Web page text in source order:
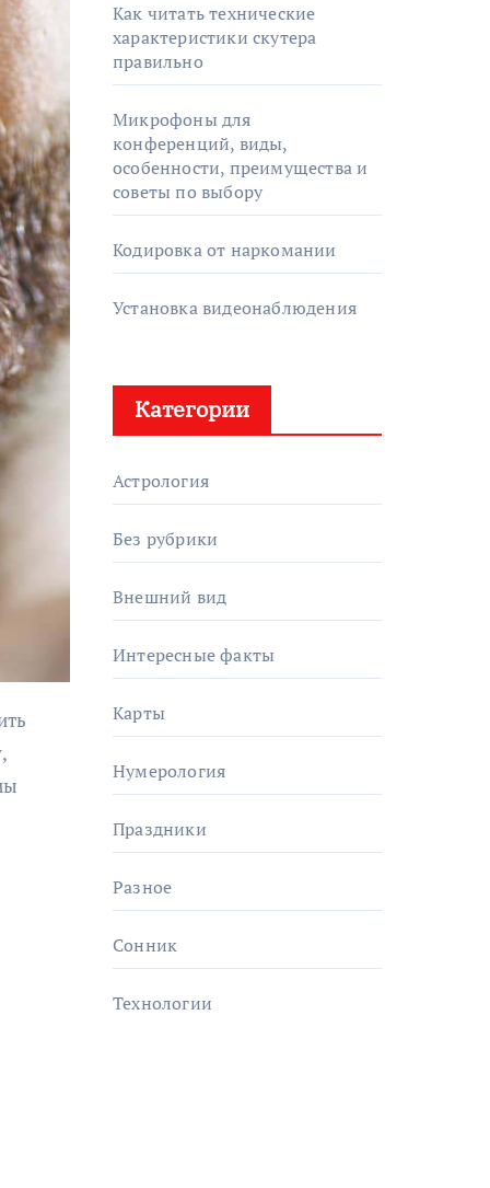
Как читать технические
характеристики скутера
правильно
Микрофоны для
конференций, виды,
особенности, преимущества и
советы по выбору
Кодировка от наркомании
Установка видеонаблюдения
Категории
Астрология
Без рубрики
Внешний вид
Интересные факты
Карты
Нумерология
Праздники
Разное
Сонник
Технологии